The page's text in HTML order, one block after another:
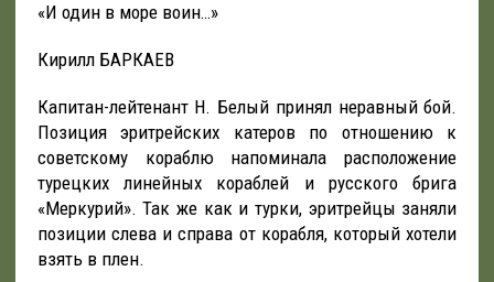
«И один в море воин…»
Кирилл БАРКАЕВ
Капитан-лейтенант Н. Белый принял неравный бой.
Позиция эритрейских катеров по отношению к
советскому кораблю напоминала расположение
турецких линейных кораблей и русского брига
«Меркурий». Так же как и турки, эритрейцы заняли
позиции слева и справа от корабля, который хотели
взять в плен.